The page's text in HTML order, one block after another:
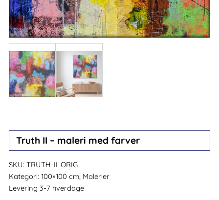
Truth II – maleri med farver
SKU: TRUTH-II-ORIG
Kategori: 100×100 cm, Malerier
Levering 3-7 hverdage